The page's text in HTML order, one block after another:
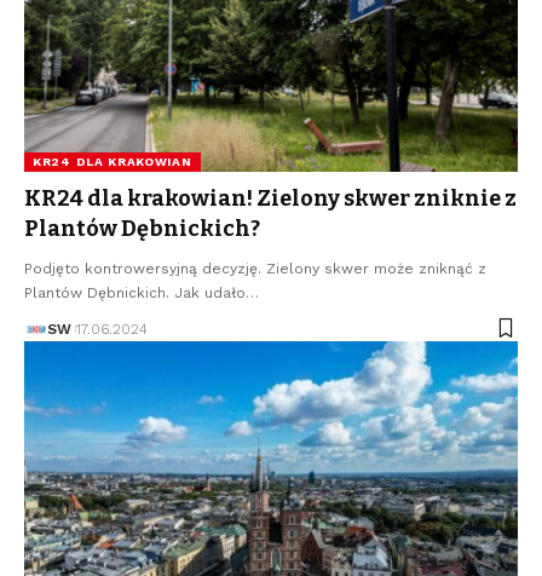
KR24 DLA KRAKOWIAN
KR24 dla krakowian! Zielony skwer zniknie z
Plantów Dębnickich?
Podjęto kontrowersyjną decyzję. Zielony skwer może zniknąć z
Plantów Dębnickich. Jak udało…
SW 17.06.2024